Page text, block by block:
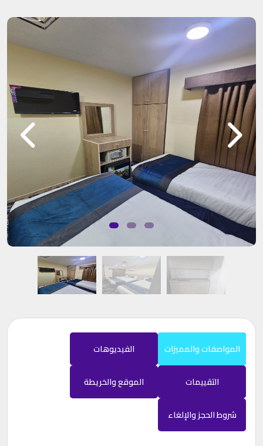
المواصفات والمميزات الفيديوهات
التقييمات الموقع والخريطة
شروط الحجز والإلغاء